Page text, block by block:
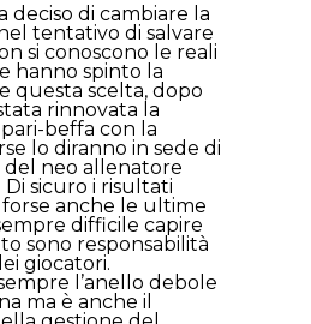
deciso di cambiare la
tentativo di salvare
si conoscono le reali
hanno spinto la
questa scelta, dopo
rinnovata la
beffa con la
lo diranno in sede di
del neo allenatore
Di sicuro i risultati
forse anche le ultime
difficile capire
sono responsabilità
giocatori.
l’anello debole
ma è anche il